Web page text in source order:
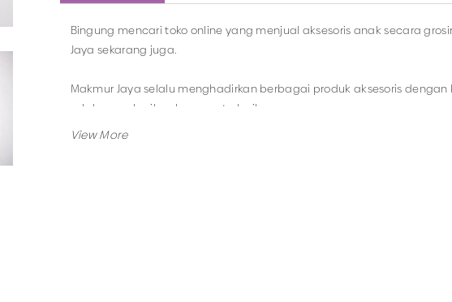
Bingung mencari toko online yang menjual aksesoris anak secara
Jaya sekarang juga.
Makmur Jaya selalu menghadirkan berbagai produk aksesoris
selalu memberikan layanan terbaik.